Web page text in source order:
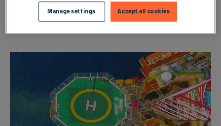
了解更多信息
Accept all cookies
Manage settings